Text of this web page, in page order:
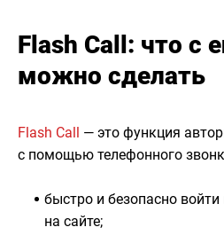
Flash Call: что с
можно сделать
Flash Call — это функция
с помощью телефонного
быстро и безопасно
на сайте;